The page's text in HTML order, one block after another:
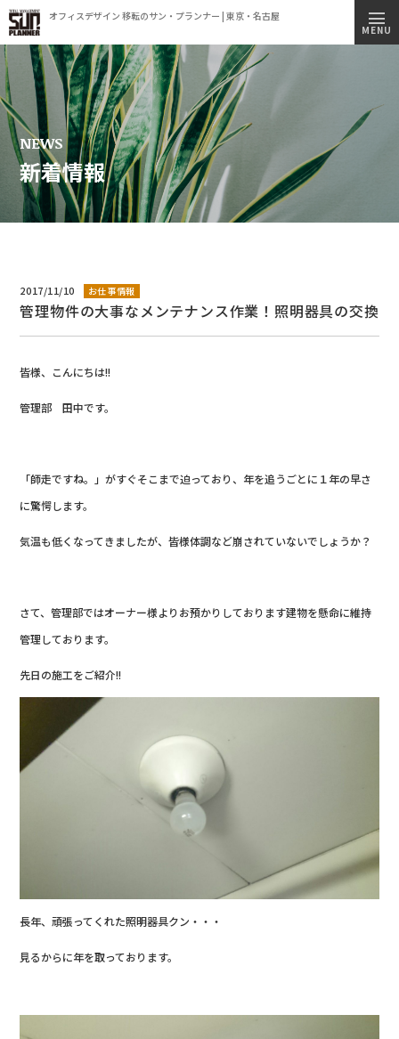
オフィスデザイン 移転のサン・プランナー | 東京・名古屋
新着情報
トップページ
施工実績
事業内容
コンセプト
会社情報
ビルオーナー様へ
MENU
NEWS
新着情報
2017/11/10 お仕事情報
管理物件の大事なメンテナンス作業！照明器具の交換
皆様、こんにちは!!
管理部 田中です。
「師走ですね。」がすぐそこまで迫っており、年を追うごとに１年の早さ
に驚愕します。
気温も低くなってきましたが、皆様体調など崩されていないでしょうか？
さて、管理部ではオーナー様よりお預かりしております建物を懸命に維持
管理しております。
先日の施工をご紹介!!
長年、頑張ってくれた照明器具クン・・・
見るからに年を取っております。